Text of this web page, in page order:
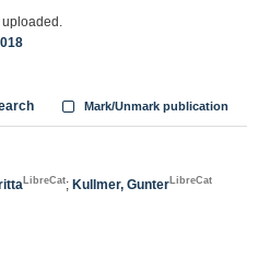
uploaded.
Mark/Unmark publication
LibreCat; Kullmer, Gunter LibreCat